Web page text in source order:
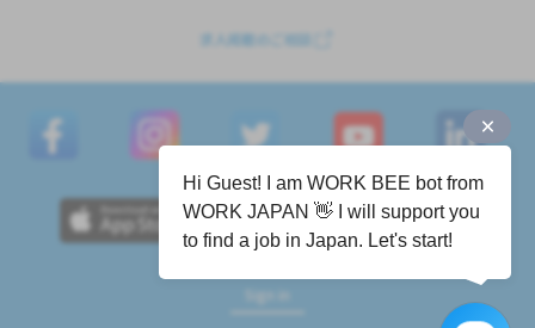
求人掲載のご相談
Sign in
Hi Guest! I am WORK BEE bot from
WORK JAPAN 👋 I will support you
to find a job in Japan. Let's start!